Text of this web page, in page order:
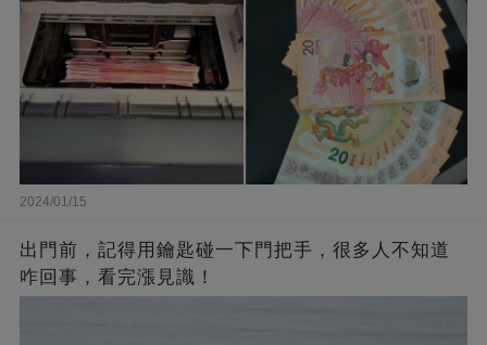
2024/01/15
出門前，記得用鑰匙碰一下門把手，很多人不知道
咋回事，看完漲見識！